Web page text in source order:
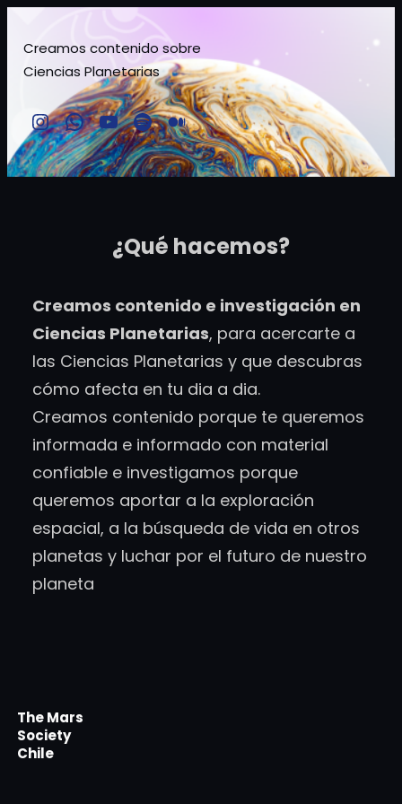
contenido
Creamos contenido sobre
Ciencias Planetarias
Instagram
Comunidad TMSchile
YouTube
Spotify
Medium
¿Qué hacemos?
Creamos contenido e investigación en
Ciencias Planetarias, para acercarte a
las Ciencias Planetarias y que descubras
cómo afecta en tu dia a dia.
Creamos contenido porque te queremos
informada e informado con material
confiable e investigamos porque
queremos aportar a la exploración
espacial, a la búsqueda de vida en otros
planetas y luchar por el futuro de nuestro
planeta
The Mars
Society
Chile